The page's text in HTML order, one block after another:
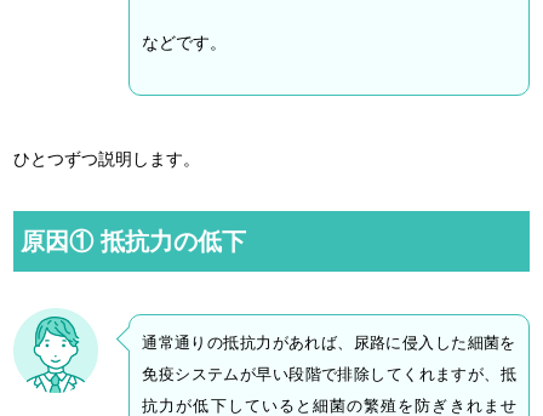
などです。
ひとつずつ説明します。
原因① 抵抗力の低下
通常通りの抵抗力があれば、尿路に侵入した細菌を
免疫システムが早い段階で排除してくれますが、抵
抗力が低下していると細菌の繁殖を防ぎきれませ